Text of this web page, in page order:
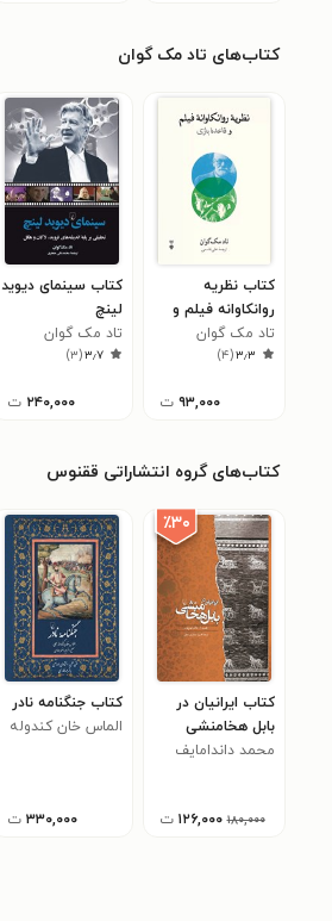
کتاب‌های تاد مک گوان
کتاب نظریه
روانکاوانه فیلم و
قاعده بازی
تاد مک گوان
۳٫۳(۴)
۹۳,۰۰۰ ت
کتاب سینمای دیوید
لینچ
تاد مک گوان
۳٫۷(۳)
۲۴۰,۰۰۰ ت
کتاب‌های گروه انتشاراتی ققنوس
٪۳۰
کتاب ایرانیان در
بابل هخامنشی
محمد داندامایف
۱۸۰,۰۰۰ ۱۲۶,۰۰۰ ت
کتاب جنگنامه نادر
الماس خان کندوله
۳۳۰,۰۰۰ ت